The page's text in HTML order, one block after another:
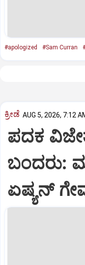
#apologized #Sam Curran
ಕ್ರೀಡೆ AUG 5, 2026, 7:12
ಪದಕ
ಬಂದರು:
ಏಷ್ಯನ್‌